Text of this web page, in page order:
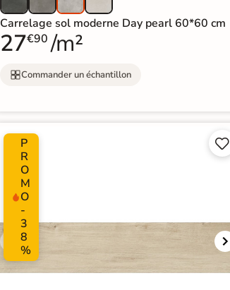
Carrelage sol moderne Day pearl 60*60 cm
27€90 /m²
Commander un échantillon
P
R
O
M
O
-
3
8
%

